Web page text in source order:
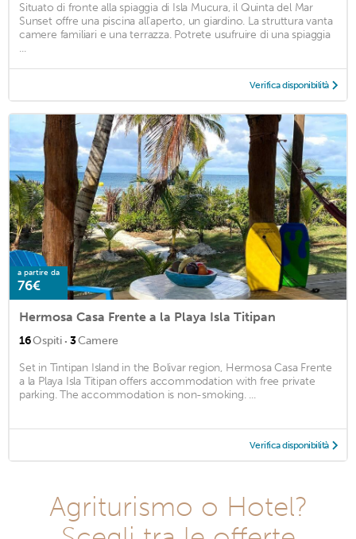
Situato di fronte alla spiaggia di Isla Mucura, il Quinta del Mar
Sunset offre una piscina all'aperto, un giardino. La struttura vanta
camere familiari e una terrazza. Potrete usufruire di una spiaggia
...
Verifica disponibilità
a partire da
76€
Hermosa Casa Frente a la Playa Isla Titipan
16Ospiti · 3Camere
Set in Tintipan Island in the Bolivar region, Hermosa Casa Frente
a la Playa Isla Titipan offers accommodation with free private
parking. The accommodation is non-smoking. ...
Verifica disponibilità
Agriturismo o Hotel?